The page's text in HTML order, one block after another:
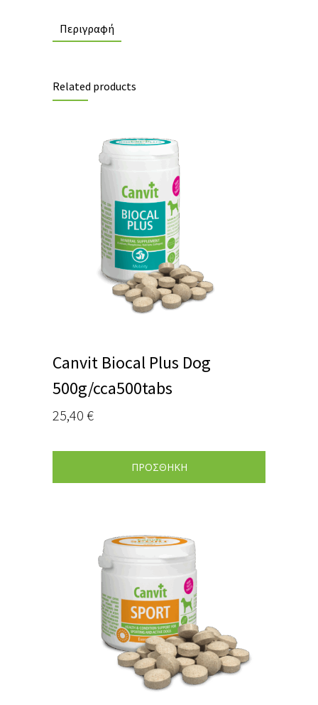
Περιγραφή
Related products
Canvit Biocal Plus Dog
500g/cca500tabs
25,40 €
ΠΡΟΣΘΗΚΗ